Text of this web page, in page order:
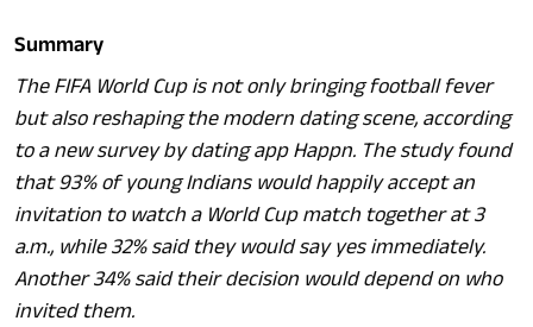
Summary
The FIFA World Cup is not only bringing football fever
but also reshaping the modern dating scene, according
to a new survey by dating app Happn. The study found
that 93% of young Indians would happily accept an
invitation to watch a World Cup match together at 3
a.m., while 32% said they would say yes immediately.
Another 34% said their decision would depend on who
invited them.